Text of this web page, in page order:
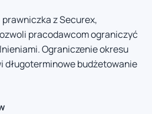
z Securex,
pracodawcom ograniczyć
Ograniczenie okresu
długoterminowe budżetowanie